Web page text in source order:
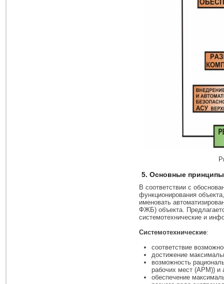
5. Основные
В соответствии с
функционирования
именовать
ФЖБ) объекта.
системотехнические и
Системотехнические:
соответствие
достижение
возможность
рабочих мест (АРМ)) и
обеспечение